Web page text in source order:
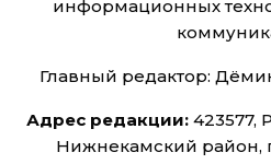
информационных
Главный редактор:
Адрес редакции:423577,
Нижнекамский район,